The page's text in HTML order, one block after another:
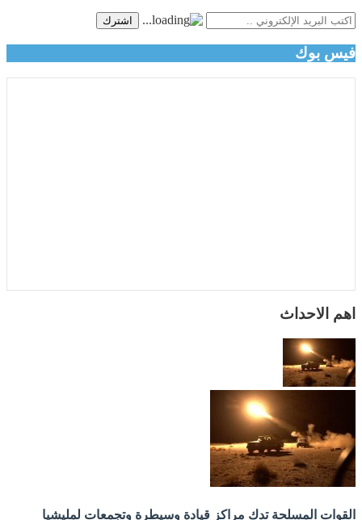
اشترك
فيس بوك
اهم الاحداث
القوات المسلحة تدك مراكز قيادة وسيطرة وتجمعات لمليشيا